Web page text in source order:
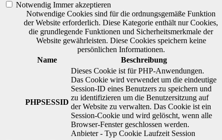
Notwendig Immer akzeptieren
Notwendige Cookies sind für die ordnungsgemäße Funktion
der Website erforderlich. Diese Kategorie enthält nur Cookies,
die grundlegende Funktionen und Sicherheitsmerkmale der
Website gewährleisten. Diese Cookies speichern keine
persönlichen Informationen.
Name
Beschreibung
PHPSESSID
Dieses Cookie ist für PHP-Anwendungen.
Das Cookie wird verwendet um die eindeutige
Session-ID eines Benutzers zu speichern und
zu identifizieren um die Benutzersitzung auf
der Website zu verwalten. Das Cookie ist ein
Session-Cookie und wird gelöscht, wenn alle
Browser-Fenster geschlossen werden.
Anbieter - Typ Cookie Laufzeit Session